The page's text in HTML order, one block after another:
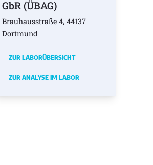
GbR (ÜBAG)
Brauhausstraße 4, 44137
Dortmund
ZUR LABORÜBERSICHT
ZUR ANALYSE IM LABOR